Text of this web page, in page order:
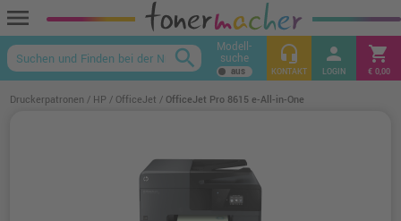
menu
keyboard_arrow_up
search Modell-
suche headset_mic
KONTAKT
person
LOGIN
shopping_cart
€ 0,00
Druckerpatronen HP OfficeJet OfficeJet Pro 8615 e-All-in-One